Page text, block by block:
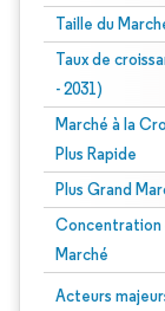
Taille du
Taux de
- 2031)
Marché à la
Plus Rapide
Plus Grand
Concentration
Marché
Acteurs
Image © Mordor